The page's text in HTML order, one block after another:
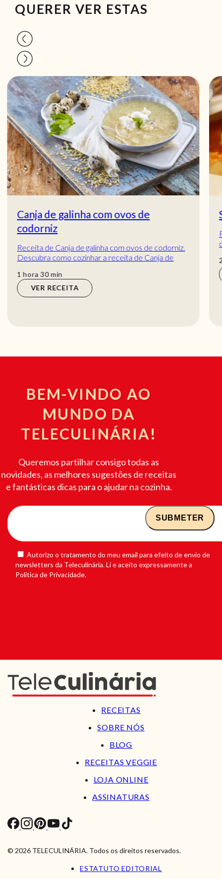
QUERER VER ESTAS
Sopa de cherne
Receita de Sopa de cherne. Descubra como
cozinhar a receita de Sopa de cherne de maneira
prática e deliciosa com a Teleculinária!
2horas
horas
VER RECEITA
BEM-VINDO AO
MUNDO DA
TELECULINÁRIA!
Queremos partilhar consigo todas as
novidades, as melhores sugestões de receitas
e fantásticas dicas para o ajudar na cozinha.
Autorizo o tratamento do meu email para efeito de envio de
newsletters da Teleculinária. Li e aceito expressamente a
Política de Privacidade.
RECEITAS
SOBRE NÓS
BLOG
RECEITAS VEGGIE
LOJA ONLINE
ASSINATURAS
© 2026 TELECULINÁRIA. Todos os direitos reservados.
ESTATUTO EDITORIAL